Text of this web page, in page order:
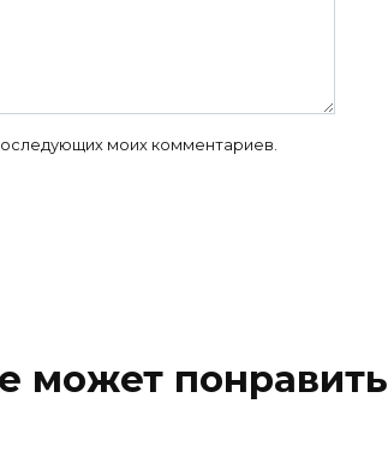
моих комментариев.
может